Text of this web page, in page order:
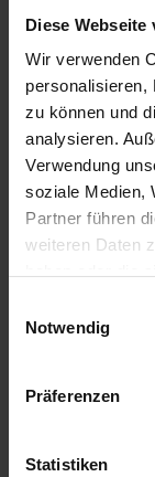
Diese Webseite
Wir verwenden
personalisieren,
zu können und
analysieren.
Verwendung
soziale Medien,
Partner führen
weiteren Daten
Notwendig
Präferenzen
Statistiken
Zur Terrea K50 »